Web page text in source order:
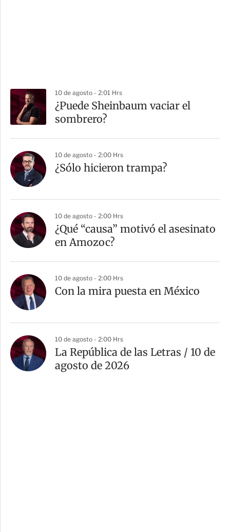
10 de agosto - 2:01 Hrs
¿Puede Sheinbaum vaciar el
sombrero?
10 de agosto - 2:00 Hrs
¿Sólo hicieron trampa?
10 de agosto - 2:00 Hrs
¿Qué “causa” motivó el asesinato
en Amozoc?
10 de agosto - 2:00 Hrs
Con la mira puesta en México
10 de agosto - 2:00 Hrs
La República de las Letras / 10 de
agosto de 2026